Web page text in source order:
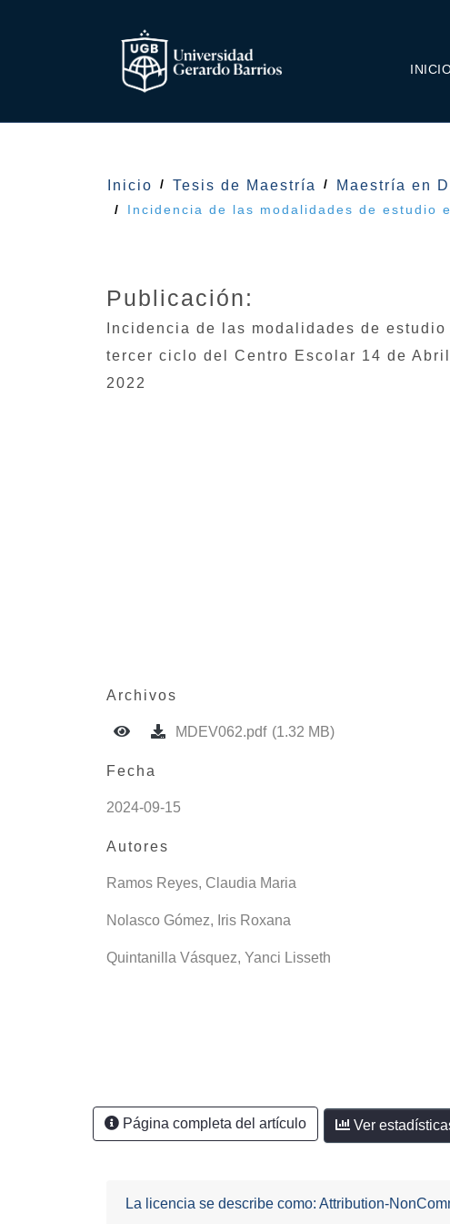
Inicio Tesis de Maestría Maestría en
Incidencia de las modalidades de estudio
Publicación:
Incidencia de las modalidades de
tercer ciclo del Centro Escolar 14 de
2022
Archivos
MDEV062.pdf (1.32 MB)
Fecha
2024-09-15
Autores
Ramos Reyes, Claudia Maria
Nolasco Gómez, Iris Roxana
Quintanilla Vásquez, Yanci Lisseth
Página completa del artículo Ver
La licencia se describe como: Attribution-